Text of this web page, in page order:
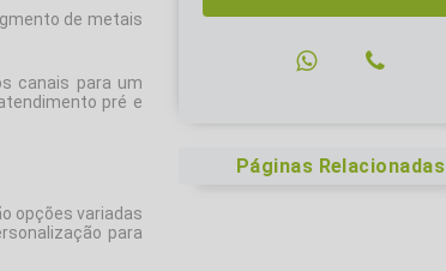
de metais
canais para um
pré e
opções variadas
para
Páginas Relacionadas